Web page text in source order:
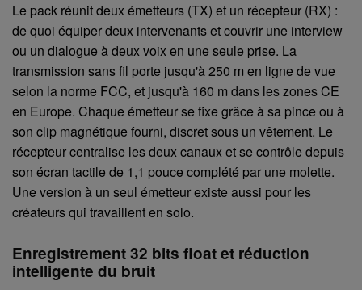
Le pack réunit deux émetteurs (TX) et un récepteur (RX) :
de quoi équiper deux intervenants et couvrir une interview
ou un dialogue à deux voix en une seule prise. La
transmission sans fil porte jusqu'à 250 m en ligne de vue
selon la norme FCC, et jusqu'à 160 m dans les zones CE
en Europe. Chaque émetteur se fixe grâce à sa pince ou à
son clip magnétique fourni, discret sous un vêtement. Le
récepteur centralise les deux canaux et se contrôle depuis
son écran tactile de 1,1 pouce complété par une molette.
Une version à un seul émetteur existe aussi pour les
créateurs qui travaillent en solo.
Enregistrement 32 bits float et réduction
intelligente du bruit